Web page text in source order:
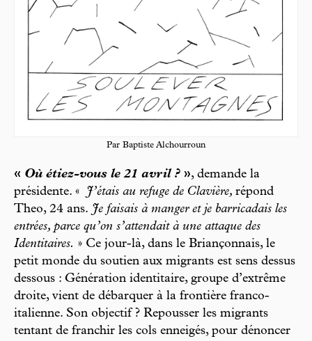
Par Baptiste Alchourroun
« Où étiez-vous le 21 avril ? », demande la
présidente. «
J’étais au refuge de Clavière, répond
Theo, 24 ans. Je faisais à manger et je barricadais les
entrées, parce qu’on s’attendait à une attaque des
Identitaires. » Ce jour-là, dans le Briançonnais, le
petit monde du soutien aux migrants est sens dessus
dessous : Génération identitaire, groupe d’extrême
droite, vient de débarquer à la frontière franco-
italienne. Son objectif ? Repousser les migrants
tentant de franchir les cols enneigés, pour dénoncer